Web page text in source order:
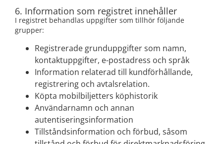
6. Information som registret innehåller
I registret behandlas uppgifter som tillhör följande
grupper:
Registrerade grunduppgifter som namn,
kontaktuppgifter, e-postadress och språk
Information relaterad till kundförhållande,
registrering och avtalsrelation.
Köpta mobilbiljetters köphistorik
Användarnamn och annan
autentiseringsinformation
Tillståndsinformation och förbud, såsom